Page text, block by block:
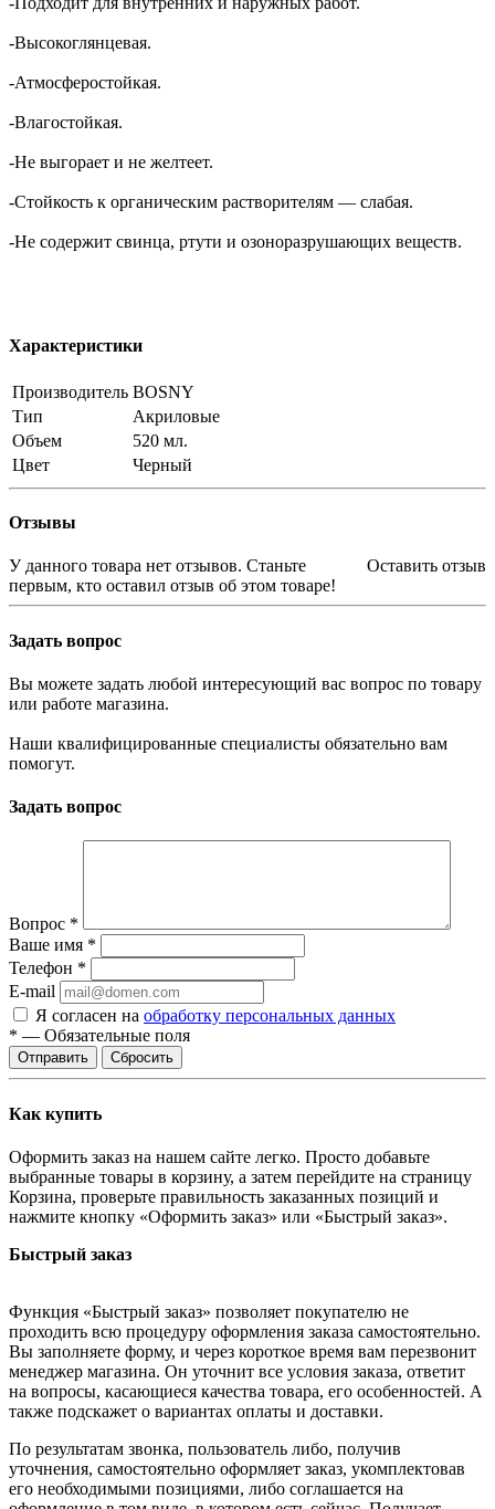
-Высокоглянцевая.
-Атмосферостойкая.
-Влагостойкая.
-Не выгорает и не желтеет.
-Стойкость к органическим растворителям — слабая.
-Не содержит свинца, ртути и озоноразрушающих веществ.
Характеристики
Производитель BOSNY
Тип
Акриловые
Объем
520 мл.
Цвет
Черный
Отзывы
Оставить отзыв
У данного товара нет отзывов. Станьте
первым, кто оставил отзыв об этом товаре!
Задать вопрос
Вы можете задать любой интересующий вас вопрос по товару
или работе магазина.
Наши квалифицированные специалисты обязательно вам
помогут.
Задать вопрос
Вопрос *
Ваше имя *
Телефон *
E-mail
Я согласен на обработку персональных данных
* — Обязательные поля
Сбросить
Как купить
Оформить заказ на нашем сайте легко. Просто добавьте
выбранные товары в корзину, а затем перейдите на страницу
Корзина, проверьте правильность заказанных позиций и
нажмите кнопку «Оформить заказ» или «Быстрый заказ».
Быстрый заказ
Функция «Быстрый заказ» позволяет покупателю не
проходить всю процедуру оформления заказа самостоятельно.
Вы заполняете форму, и через короткое время вам перезвонит
менеджер магазина. Он уточнит все условия заказа, ответит
на вопросы, касающиеся качества товара, его особенностей. А
также подскажет о вариантах оплаты и доставки.
По результатам звонка, пользователь либо, получив
уточнения, самостоятельно оформляет заказ, укомплектовав
его необходимыми позициями, либо соглашается на